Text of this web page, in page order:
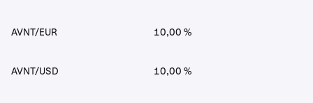
AVNT/EUR 10,00 %
AVNT/USD 10,00 %